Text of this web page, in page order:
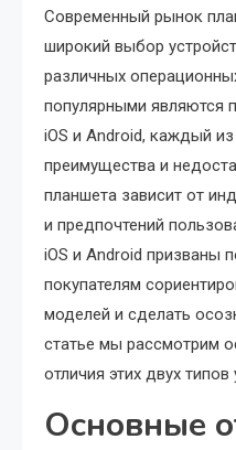
Современный рынок
широкий выбор
различных
популярными являются
iOS и Android, каждый
преимущества и
планшета зависит от
и предпочтений
iOS и Android призваны
покупателям
моделей и сделать
статье мы рассмотрим
отличия этих двух типов
Основные